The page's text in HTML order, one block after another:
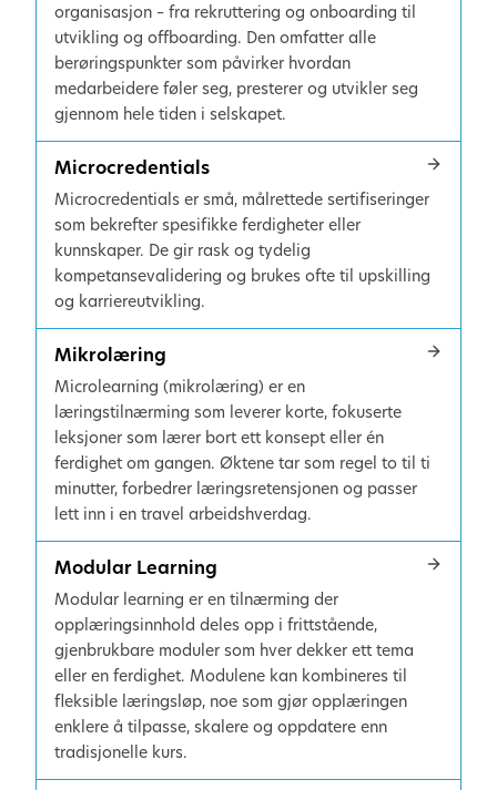
organisasjon – fra rekruttering og onboarding til
utvikling og offboarding. Den omfatter alle
berøringspunkter som påvirker hvordan
medarbeidere føler seg, presterer og utvikler seg
gjennom hele tiden i selskapet.
Microcredentials
Microcredentials er små, målrettede sertifiseringer
som bekrefter spesifikke ferdigheter eller
kunnskaper. De gir rask og tydelig
kompetansevalidering og brukes ofte til upskilling
og karriereutvikling.
Mikrolæring
Microlearning (mikrolæring) er en
læringstilnærming som leverer korte, fokuserte
leksjoner som lærer bort ett konsept eller én
ferdighet om gangen. Øktene tar som regel to til ti
minutter, forbedrer læringsretensjonen og passer
lett inn i en travel arbeidshverdag.
Modular Learning
Modular learning er en tilnærming der
opplæringsinnhold deles opp i frittstående,
gjenbrukbare moduler som hver dekker ett tema
eller en ferdighet. Modulene kan kombineres til
fleksible læringsløp, noe som gjør opplæringen
enklere å tilpasse, skalere og oppdatere enn
tradisjonelle kurs.